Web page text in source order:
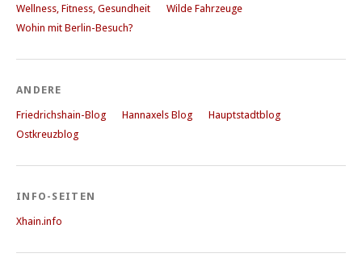
Wellness, Fitness, Gesundheit
Wilde Fahrzeuge
Wohin mit Berlin-Besuch?
ANDERE
Friedrichshain-Blog Hannaxels Blog
Hauptstadtblog
Ostkreuzblog
INFO-SEITEN
Xhain.info